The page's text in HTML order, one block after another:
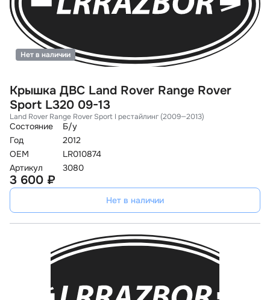
Крышка ДВС Land Rover Range Rover
Sport L320 09-13
Land Rover Range Rover Sport I рестайлинг (2009—2013)
Состояние
Б/у
Год
2012
OEM
LR010874
Артикул
3080
Нет в наличии
3 600 ₽
Нет в наличии